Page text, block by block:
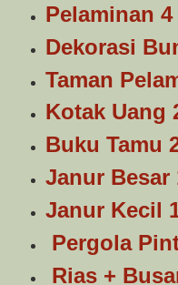
Pelaminan 4
Dekorasi
Taman
Kotak Uang
Buku Tamu
Janur Besar
Janur Kecil
Pergola
Rias +